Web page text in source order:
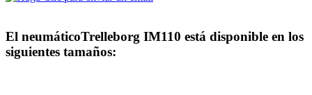
El neumáticoTrelleborg IM110 está disponible en los
siguientes tamaños: